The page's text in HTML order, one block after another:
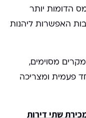
הדומות יותר
האפשרות ליהנות
מסוימים,
פעמית ומצריכה